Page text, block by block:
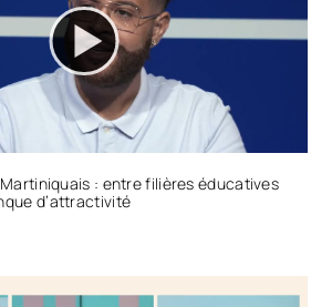
Martiniquais : entre filières éducatives
d’attractivité